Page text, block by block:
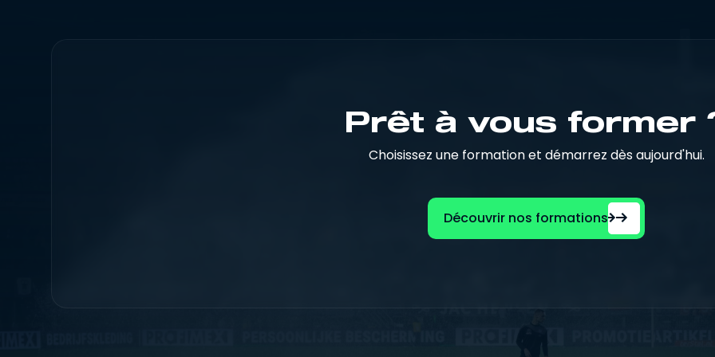
Prêt à vous former
Choisissez une formation et démarrez dès aujourd'hui.
Découvrir nos formations